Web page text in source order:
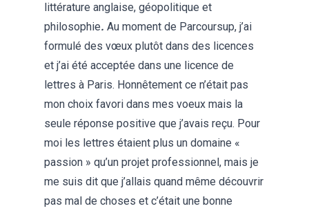
littérature anglaise, géopolitique et
philosophie. Au moment de Parcoursup, j’ai
formulé des vœux plutôt dans des licences
et j’ai été acceptée dans une licence de
lettres à Paris. Honnêtement ce n’était pas
mon choix favori dans mes voeux mais la
seule réponse positive que j’avais reçu. Pour
moi les lettres étaient plus un domaine «
passion » qu’un projet professionnel, mais je
me suis dit que j’allais quand même découvrir
pas mal de choses et c’était une bonne